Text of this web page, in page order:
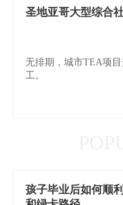
圣地亚哥大型综合
无排期，城市TEA项
工。
孩子毕业后如何顺